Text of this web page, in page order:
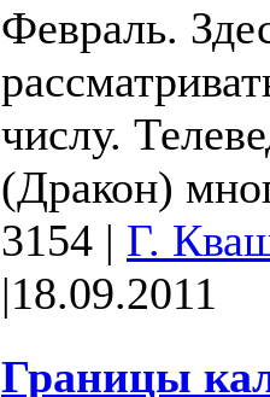
Февраль.
числу.
(Дракон)
3154 | Г.
|18.09.2011
Границы